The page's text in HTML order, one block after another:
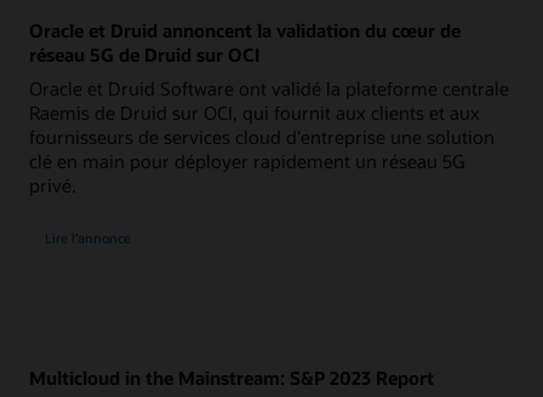
Oracle et Druid annoncent la validation du cœur de
réseau 5G de Druid sur OCI
Oracle et Druid Software ont validé la plateforme centrale
Raemis de Druid sur OCI, qui fournit aux clients et aux
fournisseurs de services cloud d'entreprise une solution
clé en main pour déployer rapidement un réseau 5G
privé.
Lire l’annonce
Multicloud in the Mainstream: S&P 2023 Report